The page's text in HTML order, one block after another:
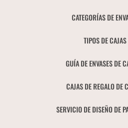
CATEGORÍAS DE
TIPOS DE CAJAS
GUÍA DE ENVASES DE
CAJAS DE REGALO DE
SERVICIO DE DISEÑO DE